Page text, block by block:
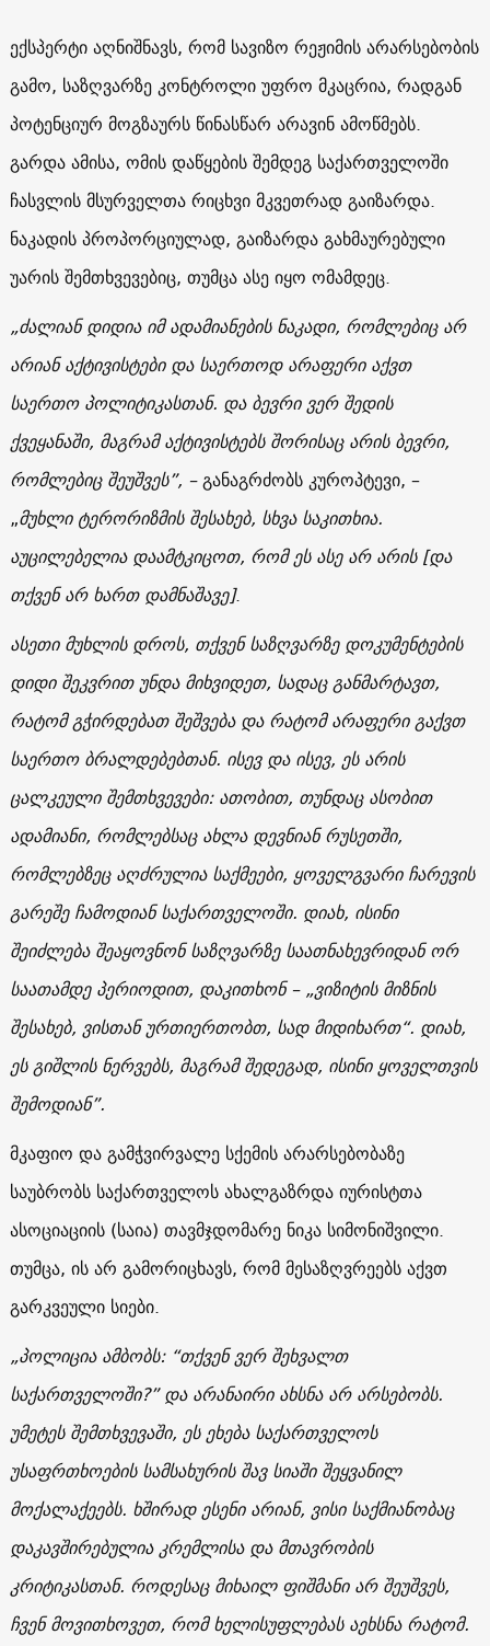
ექსპერტი აღნიშნავს, რომ სავიზო რეჟიმის არარსებობის
გამო, საზღვარზე კონტროლი უფრო მკაცრია, რადგან
პოტენციურ მოგზაურს წინასწარ არავინ ამოწმებს.
გარდა ამისა, ომის დაწყების შემდეგ საქართველოში
ჩასვლის მსურველთა რიცხვი მკვეთრად გაიზარდა.
ნაკადის პროპორციულად, გაიზარდა გახმაურებული
უარის შემთხვევებიც, თუმცა ასე იყო ომამდეც.
„ძალიან დიდია იმ ადამიანების ნაკადი, რომლებიც არ
არიან აქტივისტები და საერთოდ არაფერი აქვთ
საერთო პოლიტიკასთან. და ბევრი ვერ შედის
ქვეყანაში, მაგრამ აქტივისტებს შორისაც არის ბევრი,
რომლებიც შეუშვეს”, –განაგრძობს კუროპტევი, –
„მუხლი ტერორიზმის შესახებ, სხვა საკითხია.
აუცილებელია დაამტკიცოთ, რომ ეს ასე არ არის [და
თქვენ არ ხართ დამნაშავე].
ასეთი მუხლის დროს, თქვენ საზღვარზე დოკუმენტების
დიდი შეკვრით უნდა მიხვიდეთ, სადაც განმარტავთ,
რატომ გჭირდებათ შეშვება და რატომ არაფერი გაქვთ
საერთო ბრალდებებთან. ისევ და ისევ, ეს არის
ცალკეული შემთხვევები: ათობით, თუნდაც ასობით
ადამიანი, რომლებსაც ახლა დევნიან რუსეთში,
რომლებზეც აღძრულია საქმეები, ყოველგვარი ჩარევის
გარეშე ჩამოდიან საქართველოში. დიახ, ისინი
შეიძლება შეაყოვნონ საზღვარზე საათნახევრიდან ორ
საათამდე პერიოდით, დაკითხონ – „ვიზიტის მიზნის
შესახებ, ვისთან ურთიერთობთ, სად მიდიხართ“. დიახ,
ეს გიშლის ნერვებს, მაგრამ შედეგად, ისინი ყოველთვის
შემოდიან”.
მკაფიო და გამჭვირვალე სქემის არარსებობაზე
საუბრობს საქართველოს ახალგაზრდა იურისტთა
ასოციაციის (საია) თავმჯდომარე ნიკა სიმონიშვილი.
თუმცა, ის არ გამორიცხავს, ​​რომ მესაზღვრეებს აქვთ
გარკვეული სიები.
„პოლიცია ამბობს: “თქვენ ვერ შეხვალთ
საქართველოში?” და არანაირი ახსნა არ არსებობს.
უმეტეს შემთხვევაში, ეს ეხება საქართველოს
უსაფრთხოების სამსახურის შავ სიაში შეყვანილ
მოქალაქეებს. ხშირად ესენი არიან, ვისი საქმიანობაც
დაკავშირებულია კრემლისა და მთავრობის
კრიტიკასთან. როდესაც მიხაილ ფიშმანი არ შეუშვეს,
ჩვენ მოვითხოვეთ, რომ ხელისუფლებას აეხსნა რატომ.